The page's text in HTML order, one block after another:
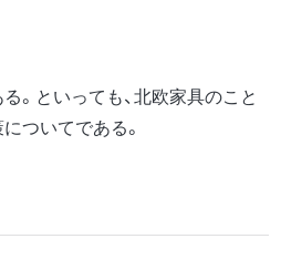
。といっても、北欧家具のこと
ついてである。